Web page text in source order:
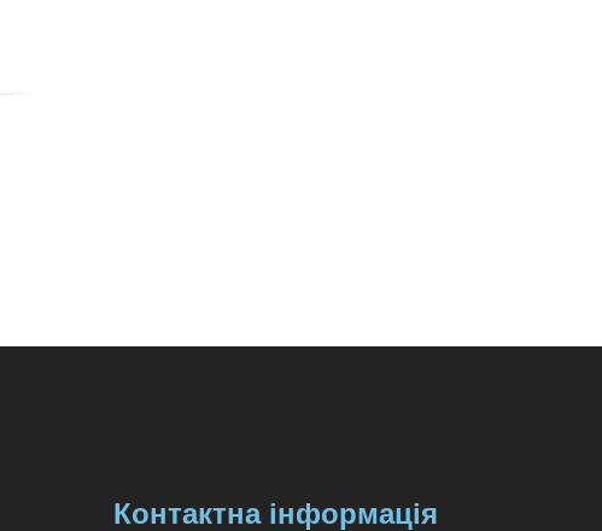
Контактна інформація